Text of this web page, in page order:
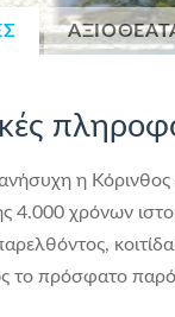
η Κόρινθος
4.000 χρόνων
το πρόσφατο